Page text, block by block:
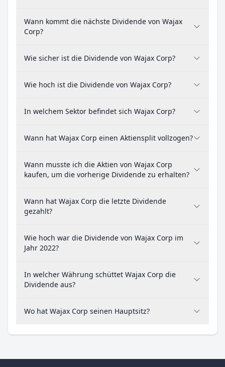
Wann kommt die nächste Dividende von Wajax
Corp?
Wie sicher ist die Dividende von Wajax Corp?
Wie hoch ist die Dividende von Wajax Corp?
In welchem Sektor befindet sich Wajax Corp?
Wann hat Wajax Corp einen Aktiensplit vollzogen?
Wann musste ich die Aktien von Wajax Corp
kaufen, um die vorherige Dividende zu erhalten?
Wann hat Wajax Corp die letzte Dividende
gezahlt?
Wie hoch war die Dividende von Wajax Corp im
Jahr 2022?
In welcher Währung schüttet Wajax Corp die
Dividende aus?
Wo hat Wajax Corp seinen Hauptsitz?